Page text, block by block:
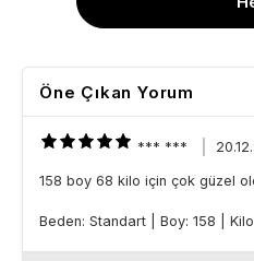
Öne Çıkan Yorum
*** ***
158 boy 68 kilo için çok güzel
Beden: Standart Boy: 158